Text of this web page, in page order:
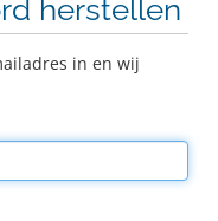
herstellen
in en wij